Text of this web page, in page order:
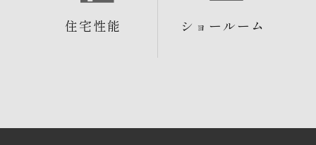
住宅性能 ショールーム